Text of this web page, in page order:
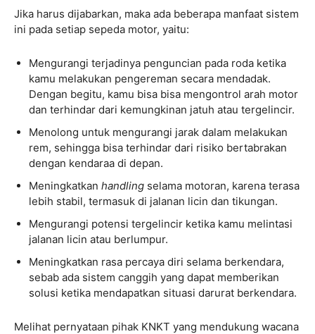
Jika harus dijabarkan, maka ada beberapa manfaat sistem
ini pada setiap sepeda motor, yaitu:
Mengurangi terjadinya penguncian pada roda ketika
kamu melakukan pengereman secara mendadak.
Dengan begitu, kamu bisa bisa mengontrol arah motor
dan terhindar dari kemungkinan jatuh atau tergelincir.
Menolong untuk mengurangi jarak dalam melakukan
rem, sehingga bisa terhindar dari risiko bertabrakan
dengan kendaraa di depan.
Meningkatkan handling selama motoran, karena terasa
lebih stabil, termasuk di jalanan licin dan tikungan.
Mengurangi potensi tergelincir ketika kamu melintasi
jalanan licin atau berlumpur.
Meningkatkan rasa percaya diri selama berkendara,
sebab ada sistem canggih yang dapat memberikan
solusi ketika mendapatkan situasi darurat berkendara.
Melihat pernyataan pihak KNKT yang mendukung wacana